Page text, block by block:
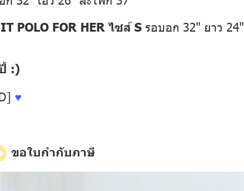
POLO FOR HER ไซส์ S รอบอก 32" ยาว 24"
:)
♥
ขอใบกำกับภาษี